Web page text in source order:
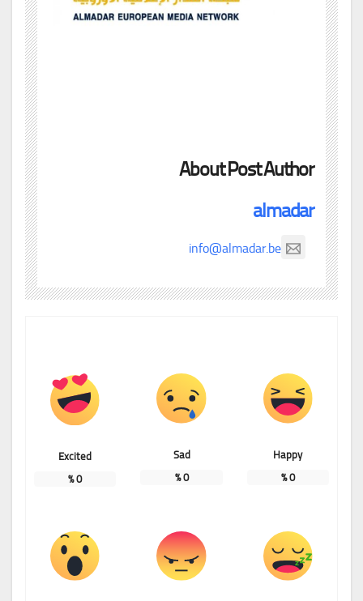
About Post Author
almadar
info@almadar.be
Happy
0
%
Sad
0
%
Excited
0
%